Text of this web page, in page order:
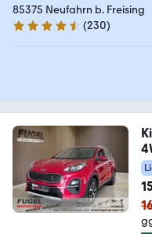
85375 Neufahrn b. Freising
4.4 Sterne
(230)